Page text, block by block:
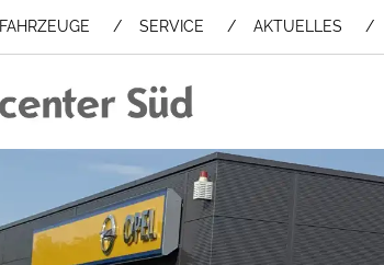
FAHRZEUGE SERVICE AKTUELLES